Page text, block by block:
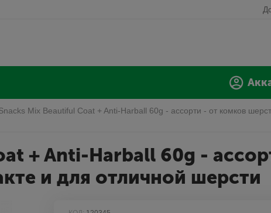
Mix Beautiful Coat + Anti-Harball 60g - ассорти - от комков
+ Anti-Harball 60g -
и для отличной шерсти